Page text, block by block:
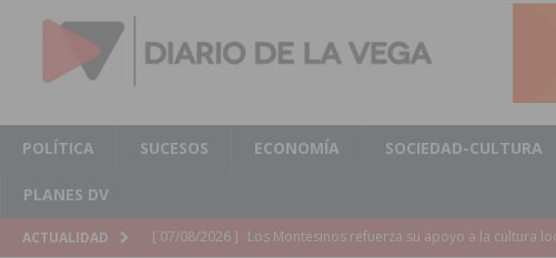
POLÍTICA SUCESOS ECONOMÍA SOCIEDAD-CULTURA
PLANES DV
ACTUALIDAD [ 07/08/2026 ] Los Montesinos refuerza su apoyo a la cultura